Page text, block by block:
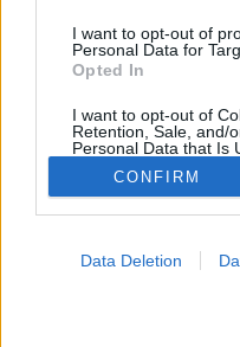
I want to opt-out of
Personal Data for
Opted In
I want to opt-out of
Retention, Sale, and/
Personal Data that Is
Purposes for which it
Opted Out
CONFIRM
Data Deletion